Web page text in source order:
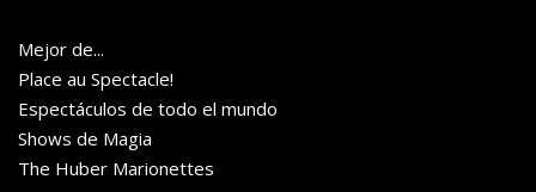
Mejor de...
Place au Spectacle!
Espectáculos de todo el mundo
Shows de Magia
The Huber Marionettes